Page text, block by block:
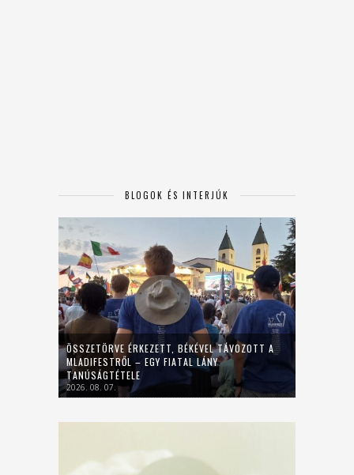
BLOGOK ÉS INTERJÚK
ÖSSZETÖRVE ÉRKEZETT, BÉKÉVEL TÁVOZOTT A
MLADIFESTRŐL – EGY FIATAL LÁNY
TANÚSÁGTÉTELE
2026. 08. 07.